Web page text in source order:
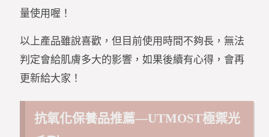
量使用喔！
以上產品雖說喜歡，但目前使用時間不夠長，無法
判定會給肌膚多大的影響，如果後續有心得，會再
更新給大家！
抗氧化保養品推薦—UTMOST極禦光